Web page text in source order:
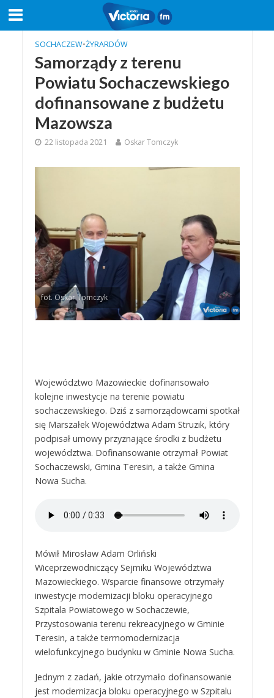
SOCHACZEW•ŻYRARDÓW
Samorządy z terenu
Powiatu Sochaczewskiego
dofinansowane z budżetu
Mazowsza
22 listopada 2021 Oskar Tomczyk
fot. Oskar Tomczyk
Województwo Mazowieckie dofinansowało
kolejne inwestycje na terenie powiatu
sochaczewskiego. Dziś z samorządowcami spotkał
się Marszałek Województwa Adam Struzik, który
podpisał umowy przyznające środki z budżetu
województwa. Dofinansowanie otrzymał Powiat
Sochaczewski, Gmina Teresin, a także Gmina
Nowa Sucha.
Mówił Mirosław Adam Orliński
Wiceprzewodniczący Sejmiku Województwa
Mazowieckiego. Wsparcie finansowe otrzymały
inwestycje modernizacji bloku operacyjnego
Szpitala Powiatowego w Sochaczewie,
Przystosowania terenu rekreacyjnego w Gminie
Teresin, a także termomodernizacja
wielofunkcyjnego budynku w Gminie Nowa Sucha.
Jednym z zadań, jakie otrzymało dofinansowanie
jest modernizacja bloku operacyjnego w Szpitalu